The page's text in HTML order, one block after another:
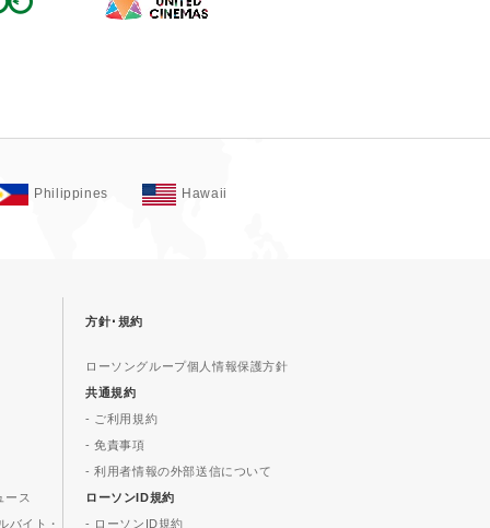
Philippines Hawaii
ース
バイト・
方針･規約
ローソングループ個人情報保護方針
共通規約
- ご利用規約
- 免責事項
- 利用者情報の外部送信について
ローソンID規約
- ローソンID規約